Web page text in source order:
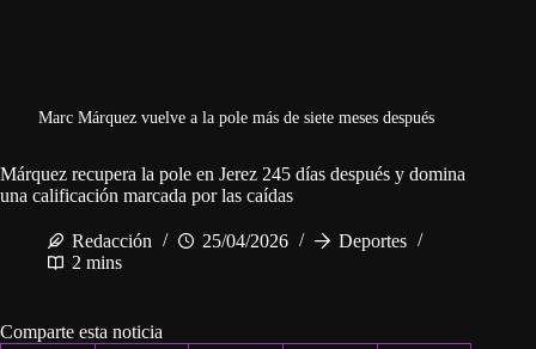
Marc Márquez vuelve a la pole más de siete meses después
Márquez recupera la pole en Jerez 245 días después y domina
una calificación marcada por las caídas
Redacción 25/04/2026
Deportes
2 mins
Comparte esta noticia